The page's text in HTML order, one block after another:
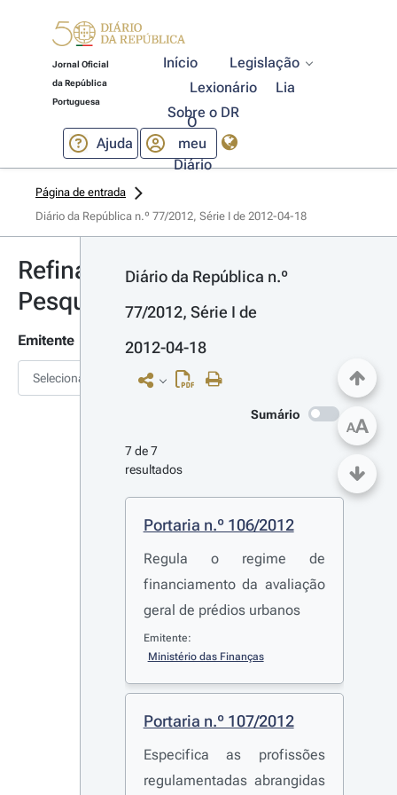
Jornal Oficial
da República
Portuguesa
Início
Legislação
Lexionário
Lia
Sobre o DR
Ajuda
O
meu
Diário
Página de entrada
Diário da República n.º 77/2012, Série I de 2012-04-18
Refinar
Pesquisa
Emitente
Selecionar
Diário da República n.º
77/2012, Série I de
2012-04-18
Sumário
7 de 7
resultados
Portaria n.º 106/2012
Regula o regime de
financiamento da avaliação
geral de prédios urbanos
Emitente:
Ministério das Finanças
Portaria n.º 107/2012
Especifica as profissões
regulamentadas abrangidas
AA